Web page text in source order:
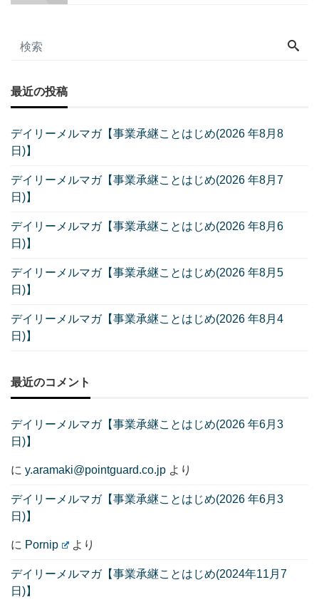
最近の投稿
デイリーメルマガ【事業承継ことはじめ(2026 年8月8
日)】
デイリーメルマガ【事業承継ことはじめ(2026 年8月7
日)】
デイリーメルマガ【事業承継ことはじめ(2026 年8月6
日)】
デイリーメルマガ【事業承継ことはじめ(2026 年8月5
日)】
デイリーメルマガ【事業承継ことはじめ(2026 年8月4
日)】
最近のコメント
デイリーメルマガ【事業承継ことはじめ(2026 年6月3
日)】
に y.aramaki@pointguard.co.jp より
デイリーメルマガ【事業承継ことはじめ(2026 年6月3
日)】
に Pornip より
デイリーメルマガ【事業承継ことはじめ(2024年11月7
日)】